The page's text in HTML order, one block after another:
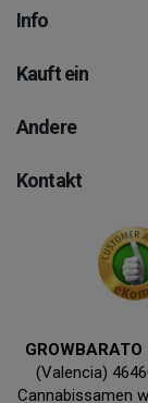
Info
Kauft ein
Andere
Kontakt
(Valencia)
Cannabissamen